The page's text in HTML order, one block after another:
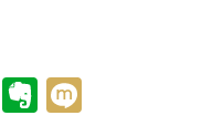
LineEvernote